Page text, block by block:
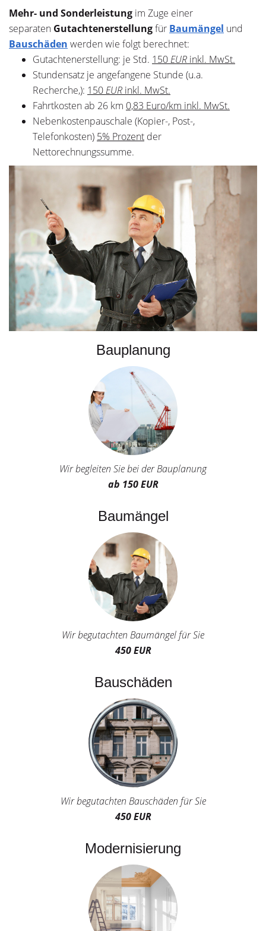
Mehr- und Sonderleistung im Zuge einer
separaten Gutachtenerstellungfür Baumängel und
Bauschäden werden wie folgt berechnet:
Gutachtenerstellung: je Std. 150EUR inkl. MwSt.
Stundensatz je angefangene Stunde (u.a.
Recherche,): 150EUR inkl. MwSt.
Fahrtkosten ab 26 km 0,83 Euro/km inkl. MwSt.
Nebenkostenpauschale (Kopier-, Post-,
Telefonkosten) 5% Prozent der
Nettorechnungssumme.
Bauplanung
Wir begleiten Sie bei der Bauplanung
ab 150 EUR
Baumängel
Wir begutachten Baumängel für Sie
450 EUR
Bauschäden
Wir begutachten Bauschäden für Sie
450 EUR
Modernisierung